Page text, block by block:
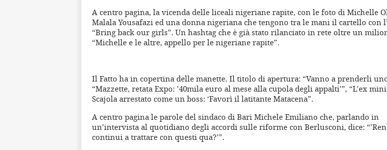
A centro pagina, la vicenda delle liceali nigeriane rapite, con le foto di Michelle
Malala Yousafazi ed una donna nigeriana che tengono tra le mani il cartello con
“Bring back our girls”. Un hashtag che è già stato rilanciato in rete oltre un
“Michelle e le altre, appello per le nigeriane rapite”.
Il Fatto ha in copertina delle manette. Il titolo di apertura: “Vanno a prenderli
“Mazzette, retata Expo: ’40mila euro al mese alla cupola degli appalti’”, “L’ex
Scajola arrestato come un boss: ‘Favorì il latitante Matacena”.
A centro pagina le parole del sindaco di Bari Michele Emiliano che, parlando in
un’intervista al quotidiano degli accordi sulle riforme con Berlusconi, dice:
continui a trattare con questi qua?’”.